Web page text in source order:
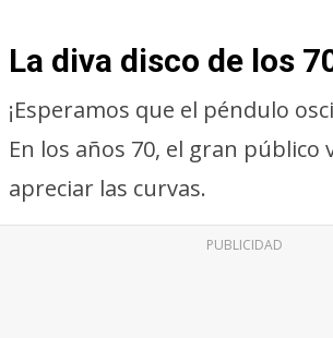
La diva disco de los
¡Esperamos que el péndulo
En los años 70, el gran público
apreciar las curvas.
PUBLICIDAD